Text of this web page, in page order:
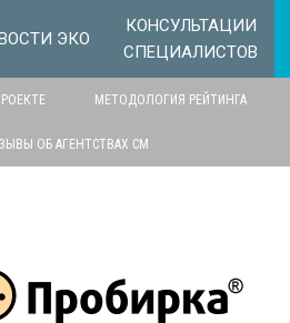
ЭКО
КОНСУЛЬТАЦИИ
СПЕЦИАЛИСТОВ
МЕТОДОЛОГИЯ РЕЙТИНГА
ОБ АГЕНТСТВАХ СМ